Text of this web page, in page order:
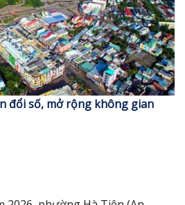
đổi số, mở rộng không gian